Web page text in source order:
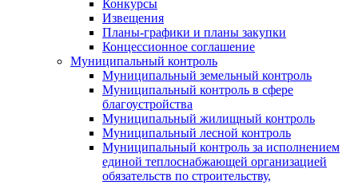
Конкурсы
Извещения
Планы-графики и планы закупки
Концессионное соглашение
Муниципальный контроль
Муниципальный земельный контроль
Муниципальный контроль в сфере
благоустройства
Муниципальный жилищный контроль
Муниципальный лесной контроль
Муниципальный контроль за исполнением
единой теплоснабжающей организацией
обязательств по строительству,